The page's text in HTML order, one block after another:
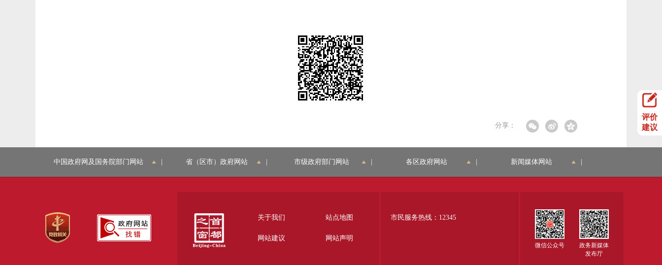
分享：
评价
建议
中国政府网及国务院部门网站 省（区市）政府网站 市级政府部门网站 各区政府网站 新闻媒体网站
关于我们 站点地图
网站建议 网站声明
市民服务热线：12345
微信公众号
政务新媒体
发布厅